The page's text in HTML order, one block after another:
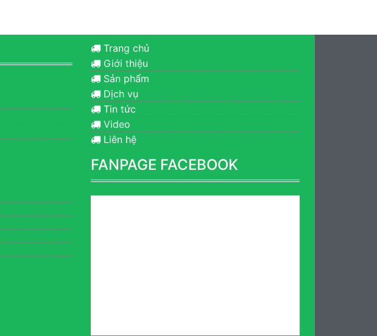
Trang chủ
Giới thiệu
Sản phẩm
Dịch vụ
Tin tức
Video
Liên hệ
FANPAGE FACEBOOK